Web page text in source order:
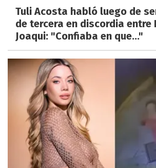
Tuli Acosta habló luego de
de tercera en discordia entre
Joaqui: "Confiaba en que..."